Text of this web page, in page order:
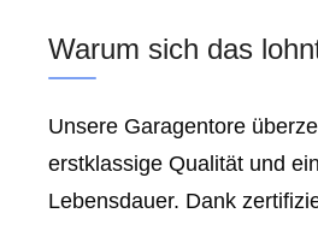
Warum sich das
Unsere Garagentore
erstklassige Qualität und
Lebensdauer. Dank